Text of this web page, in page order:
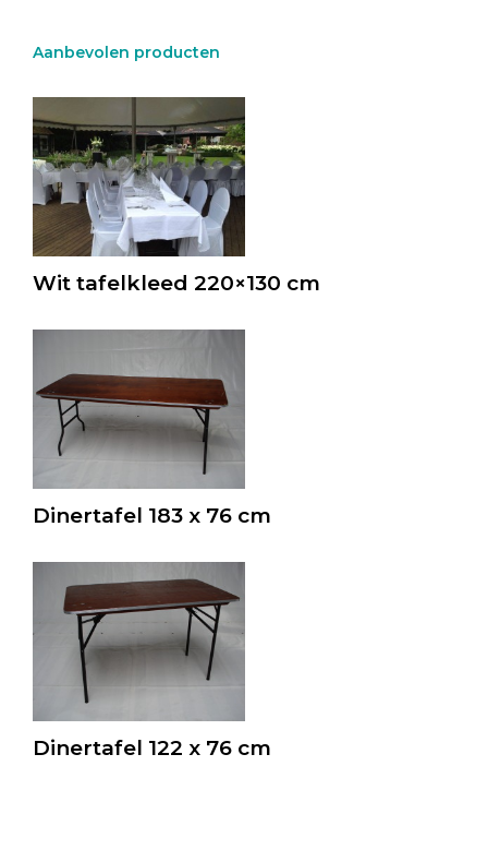
Aanbevolen producten
Wit tafelkleed 220×130 cm
Dinertafel 183 x 76 cm
Dinertafel 122 x 76 cm